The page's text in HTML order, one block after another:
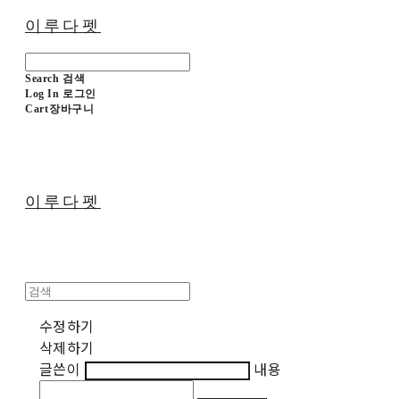
이루다펫
Search 검색
Log In 로그인
Cart장바구니
이루다펫
수정하기
삭제하기
글쓴이
내용